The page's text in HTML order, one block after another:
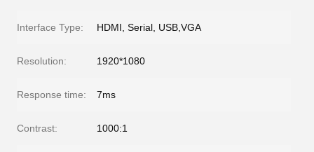
Interface Type: HDMI, Serial, USB,VGA
Resolution: 1920*1080
Response time: 7ms
Contrast: 1000:1